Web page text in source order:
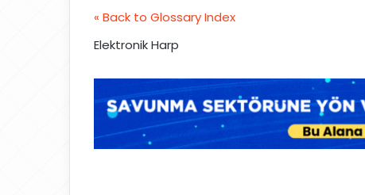
« Back to Glossary Index
Elektronik Harp